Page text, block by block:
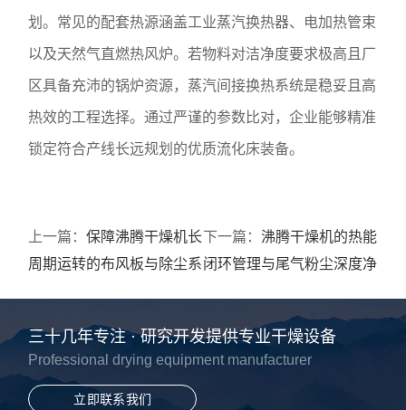
划。常见的配套热源涵盖工业蒸汽换热器、电加热管束
以及天然气直燃热风炉。若物料对洁净度要求极高且厂
区具备充沛的锅炉资源，蒸汽间接换热系统是稳妥且高
热效的工程选择。通过严谨的参数比对，企业能够精准
锁定符合产线长远规划的优质流化床装备。
上一篇：保障沸腾干燥机长
周期运转的布风板与除尘系
下一篇： 沸腾干燥机的热能
闭环管理与尾气粉尘深度净
三十几年专注 · 研究开发提供专业干燥设备
Professional drying equipment manufacturer
立即联系我们